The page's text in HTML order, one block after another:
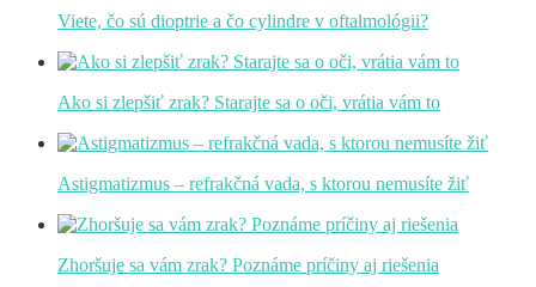
Viete, čo sú dioptrie a čo cylindre v oftalmológii?
Ako si zlepšiť zrak? Starajte sa o oči, vrátia vám to
Astigmatizmus – refrakčná vada, s ktorou nemusíte žiť
Zhoršuje sa vám zrak? Poznáme príčiny aj riešenia